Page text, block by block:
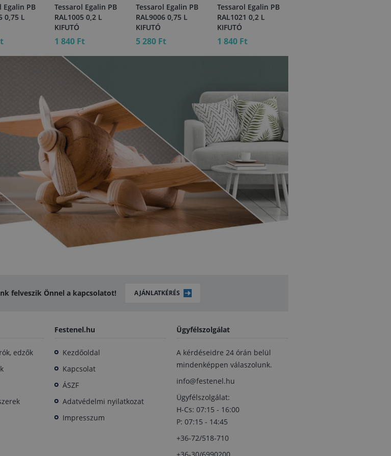
Egalin PB
0,75 L
Tessarol Egalin PB
RAL1005 0,2 L
KIFUTÓ
1 840 Ft
Tessarol Egalin PB
RAL9006 0,75 L
KIFUTÓ
5 280 Ft
Tessarol Egalin PB
RAL1021 0,2 L
KIFUTÓ
1 840 Ft
felveszik Önnel a kapcsolatot! AJÁNLATKÉRÉS
edzők
Festenel.hu
Kezdőoldal
Kapcsolat
ÁSZF
Adatvédelmi nyilatkozat
Impresszum
Ügyfélszolgálat
A kérdéseidre 24 órán belül
mindenképpen válaszolunk.
info@festenel.hu
Ügyfélszolgálat:
H-Cs: 07:15 - 16:00
P: 07:15 - 14:45
+36-72/518-710